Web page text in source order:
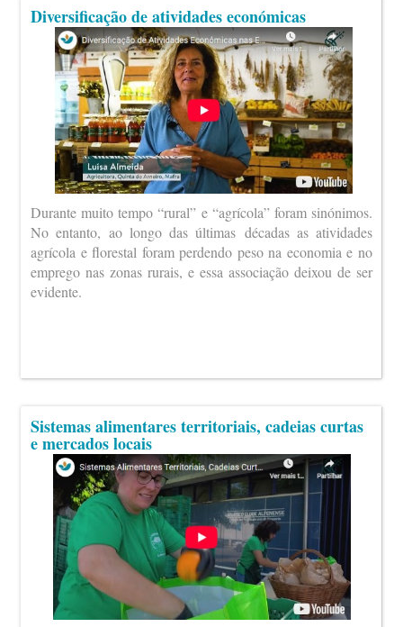
Diversificação de atividades económicas
Durante muito tempo “rural” e “agrícola” foram sinónimos.
No entanto, ao longo das últimas décadas as atividades
agrícola e florestal foram perdendo peso na economia e no
emprego nas zonas rurais, e essa associação deixou de ser
evidente.
Sistemas alimentares territoriais, cadeias curtas
e mercados locais